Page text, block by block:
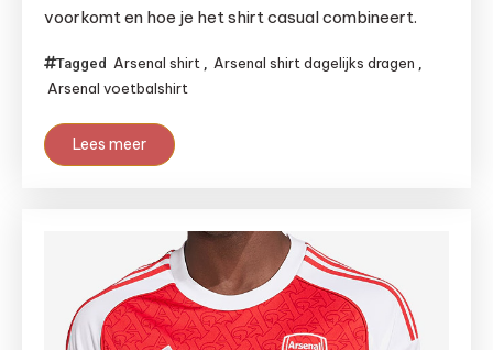
voorkomt en hoe je het shirt casual combineert.
Tagged Arsenal shirt Arsenal shirt dagelijks dragen
Arsenal voetbalshirt
Lees meer